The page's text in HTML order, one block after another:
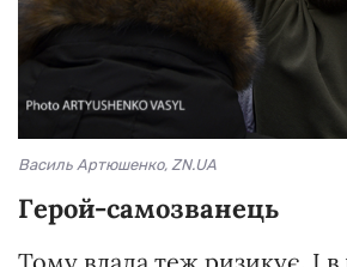
Василь Артюшенко, ZN.UA
Герой-самозванець